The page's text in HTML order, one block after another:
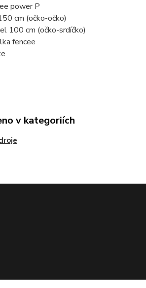
power P
cm (očko-očko)
100 cm (očko-srdíčko)
fencee
v kategoriích